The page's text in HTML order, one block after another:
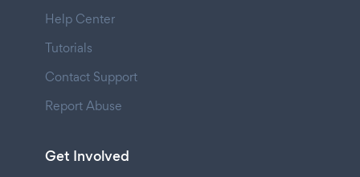
Help Center
Tutorials
Contact Support
Report Abuse
Get Involved